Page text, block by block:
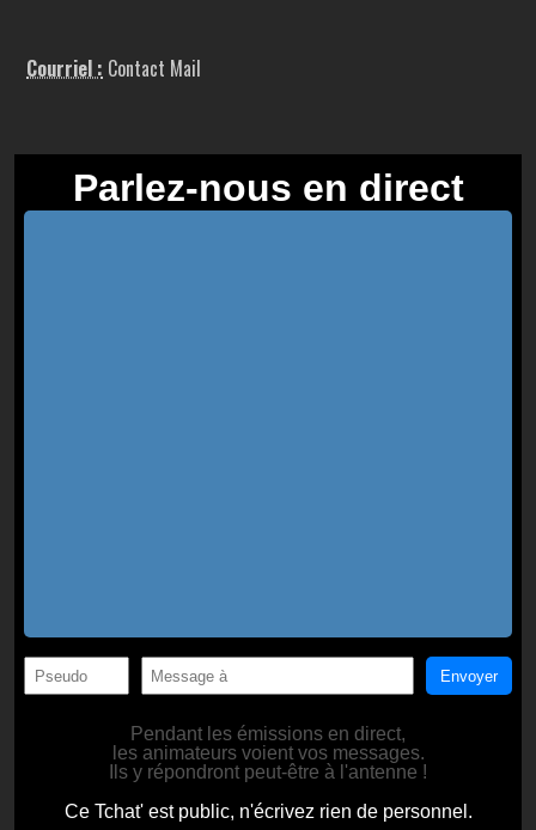
Courriel : Contact Mail